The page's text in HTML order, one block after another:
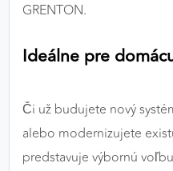
GRENTON.
Ideálne pre
Či už budujete nový
alebo modernizujete
predstavuje výbornú